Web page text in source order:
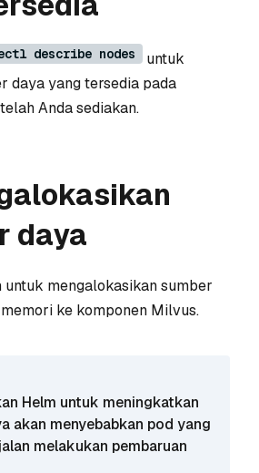
describe nodes
untuk
daya yang tersedia pada
Anda sediakan.
daya
untuk mengalokasikan sumber
ke komponen Milvus.
Helm untuk meningkatkan
akan menyebabkan pod yang
melakukan pembaruan